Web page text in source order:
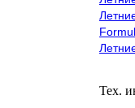
Тех.